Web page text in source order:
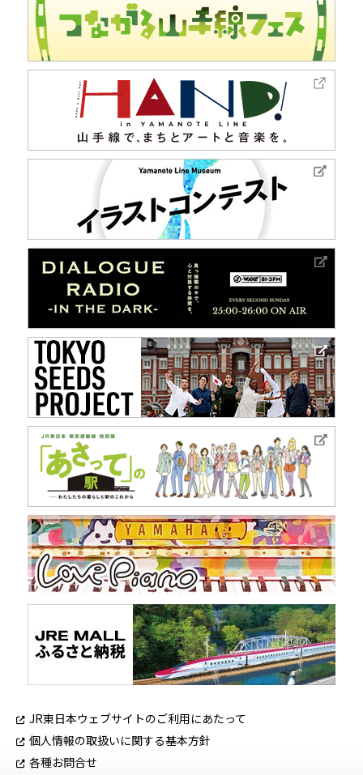
JR東日本ウェブサイトのご利用にあたって
個人情報の取扱いに関する基本方針
各種お問合せ